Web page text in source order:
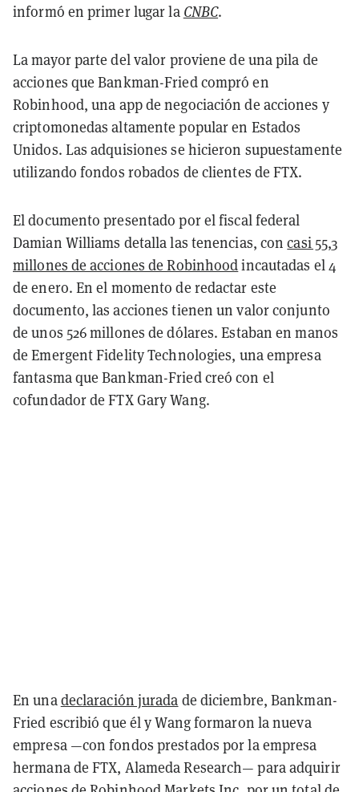
informó en primer lugar la CNBC.
La mayor parte del valor proviene de una pila de
acciones que Bankman-Fried compró en
Robinhood, una app de negociación de acciones y
criptomonedas altamente popular en Estados
Unidos. Las adquisiones se hicieron supuestamente
utilizando fondos robados de clientes de FTX.
El documento presentado por el fiscal federal
Damian Williams detalla las tenencias, concasi 55,3
millones de acciones de Robinhoodincautadas el 4
de enero. En el momento de redactar este
documento, las acciones tienen un valor conjunto
de unos 526 millones de dólares. Estaban en manos
de Emergent Fidelity Technologies, una empresa
fantasma que Bankman-Fried creó con el
cofundador de FTX Gary Wang.
En unadeclaración jurada de diciembre, Bankman-
Fried escribió que él y Wang formaron la nueva
empresa —con fondos prestados por la empresa
hermana de FTX, Alameda Research— para adquirir